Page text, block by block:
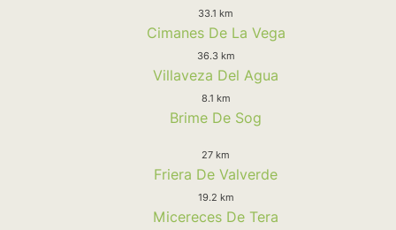
33.1 km
Cimanes De La Vega
36.3 km
Villaveza Del Agua
8.1 km
Brime De Sog
27 km
Friera De Valverde
19.2 km
Micereces De Tera